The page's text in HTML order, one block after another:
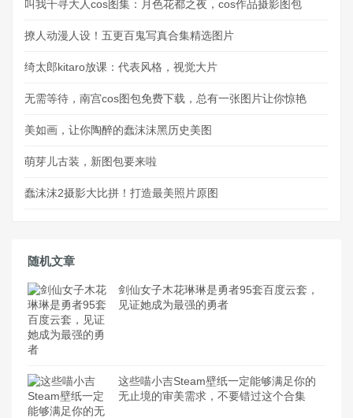
叫我千寻大人cos图集：月色花都之夜，cos作品摄影图包
撩人动漫人设！五更百鬼写真合集精选图片
绮太郎kitaro放课：代表风格，视觉大片
无需等待，南宫cos图包免费下载，总有一张图片让你惊艳
美如画，让你陶醉的蠢沫沫黑历史美图
萌芽儿古装，新图包要来啦
蠢沫沫2摄影大比拼！打造最美照片原图
随机文章
剑仙女子木花琳琳是勇者95套百度云套，
见证她成为最强的勇者
这些喵小吉Steam壁纸一定能够满足你的
无止境的审美需求，不要错过这个合集